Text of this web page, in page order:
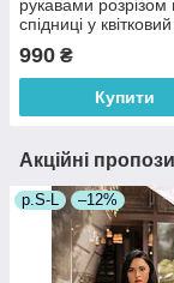
рукавами розрізом
спідниці у
990 ₴
Купити
Акційні
р.S-L –12%